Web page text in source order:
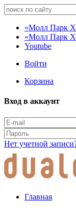
«Молл Парк
«Молл Парк
Youtube
Войти
Корзина
Вход в аккаунт
Нет учетной
Главная